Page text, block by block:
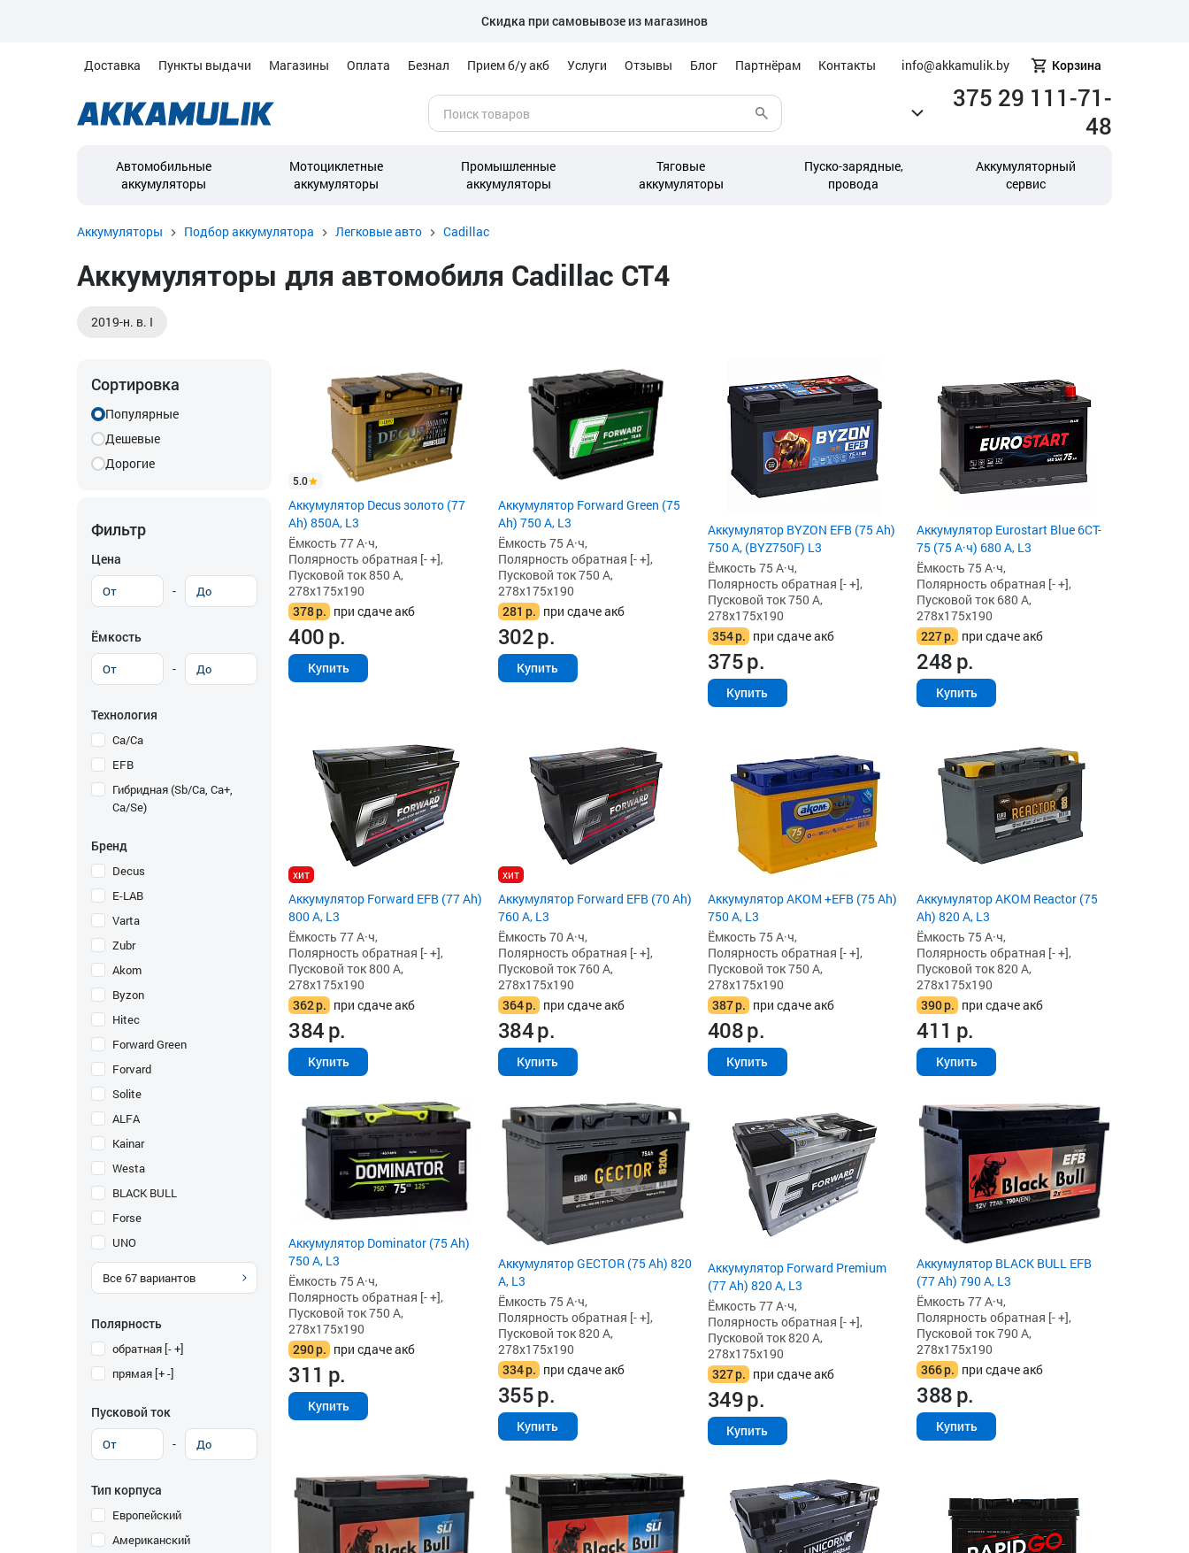
Скидка при самовывозе из магазинов
Доставка Пункты выдачи Магазины Оплата Безнал Прием б/у акб Услуги Отзывы Блог Партнёрам Контакты info@akkamulik.by Корзина
375 29 111-71-
48
Автомобильные
аккумуляторы
Мотоциклетные
аккумуляторы
Промышленные
аккумуляторы
Тяговые
аккумуляторы
Пуско-зарядные,
провода
Аккумуляторный
сервис
Аккумуляторы Подбор аккумулятора Легковые авто Cadillac
Аккумуляторы для автомобиля Cadillac CT4
2019-н. в. I
Сортировка
Популярные
Дешевые
Дорогие
Фильтр
Цена
-
Ёмкость
-
Технология
Ca/Ca
EFB
Гибридная (Sb/Ca, Ca+,
Ca/Se)
Бренд
Decus
E-LAB
Varta
Zubr
Akom
Byzon
Hitec
Forward Green
Forvard
Solite
ALFA
Kainar
Westa
BLACK BULL
Forse
UNO
Все67 вариантов
Полярность
обратная [- +]
прямая [+ -]
Пусковой ток
-
Тип корпуса
Европейский
Американский
5.0
Аккумулятор Decus золото (77
Ah) 850А, L3
Ёмкость 77 А·ч,
Полярность обратная [- +],
Пусковой ток 850 А,
278x175x190
378р. при сдаче акб
400р.
Купить
Аккумулятор Forward Green (75
Ah) 750 А, L3
Ёмкость 75 А·ч,
Полярность обратная [- +],
Пусковой ток 750 А,
278x175x190
281 р. при сдаче акб
302р.
Купить
Аккумулятор BYZON EFB (75 Ah)
750 А, (BYZ750F) L3
Ёмкость 75 А·ч,
Полярность обратная [- +],
Пусковой ток 750 А,
278x175x190
354р. при сдаче акб
375р.
Купить
Аккумулятор Eurostart Blue 6CT-
75 (75 А·ч) 680 А, L3
Ёмкость 75 А·ч,
Полярность обратная [- +],
Пусковой ток 680 А,
278x175x190
227р. при сдаче акб
248р.
Купить
хит
Аккумулятор Forward EFB (77 Ah)
800 А, L3
Ёмкость 77 А·ч,
Полярность обратная [- +],
Пусковой ток 800 А,
278x175x190
362р. при сдаче акб
384р.
Купить
хит
Аккумулятор Forward EFB (70 Ah)
760 А, L3
Ёмкость 70 А·ч,
Полярность обратная [- +],
Пусковой ток 760 А,
278x175x190
364р. при сдаче акб
384р.
Купить
Аккумулятор AKOM +EFB (75 Ah)
750 А, L3
Ёмкость 75 А·ч,
Полярность обратная [- +],
Пусковой ток 750 А,
278x175x190
387р. при сдаче акб
408р.
Купить
Аккумулятор AKOM Reactor (75
Ah) 820 А, L3
Ёмкость 75 А·ч,
Полярность обратная [- +],
Пусковой ток 820 А,
278x175x190
390р. при сдаче акб
411 р.
Купить
Аккумулятор Dominator (75 Ah)
750 А, L3
Ёмкость 75 А·ч,
Полярность обратная [- +],
Пусковой ток 750 А,
278x175x190
290р. при сдаче акб
311 р.
Купить
Аккумулятор GECTOR (75 Ah) 820
А, L3
Ёмкость 75 А·ч,
Полярность обратная [- +],
Пусковой ток 820 А,
278x175x190
334р. при сдаче акб
355р.
Купить
Аккумулятор Forward Premium
(77 Ah) 820 А, L3
Ёмкость 77 А·ч,
Полярность обратная [- +],
Пусковой ток 820 А,
278x175x190
327р. при сдаче акб
349р.
Купить
Аккумулятор BLACK BULL EFB
(77 Ah) 790 А, L3
Ёмкость 77 А·ч,
Полярность обратная [- +],
Пусковой ток 790 А,
278x175x190
366р. при сдаче акб
388р.
Купить